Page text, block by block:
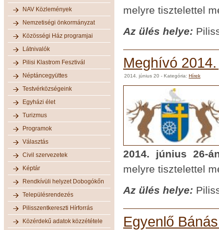
NAV Közlemények
Nemzetiségi önkormányzat
Közösségi Ház programjai
Látnivalók
Pilisi Klastrom Fesztivál
Néptáncegyüttes
Testvérközségeink
Egyházi élet
Turizmus
Programok
Választás
Civil szervezetek
Képtár
Rendkívüli helyzet Dobogókőn
Településrendezés
Pilisszentkereszti Hírforrás
Közérdekű adatok közzététele
melyre tisztelettel
Az ülés helye:
Meghívó
2014. június 20 - Kategória: Hírek
2014. június 26-
melyre tisztelettel
Az ülés helye:
Egyenlő